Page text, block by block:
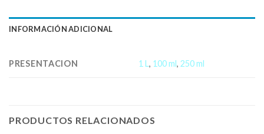
INFORMACIÓN ADICIONAL
PRESENTACION 1 L, 100 ml,250 ml
PRODUCTOS RELACIONADOS